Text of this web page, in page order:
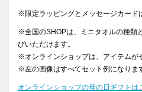
※限定ラッピングとメッセージカード
※全国のSHOPは、ミニタオルの種類
びいただけます。
※オンラインショップは、アイテムが
※左の画像はすべてセット例になりま
オンラインショップの母の日ギフトは